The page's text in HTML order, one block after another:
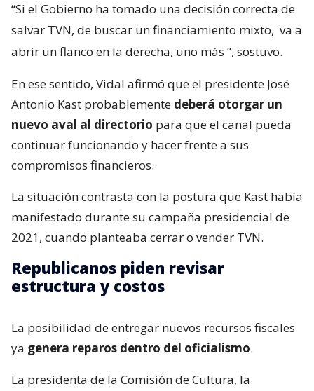
“Si el Gobierno ha tomado una decisión correcta de
salvar TVN, de buscar un financiamiento mixto, va a
abrir un flanco en la derecha, uno más ”, sostuvo.
En ese sentido, Vidal afirmó que el presidente José
Antonio Kast probablemente deberá otorgar un
nuevo aval al directorio para que el canal pueda
continuar funcionando y hacer frente a sus
compromisos financieros.
La situación contrasta con la postura que Kast había
manifestado durante su campaña presidencial de
2021, cuando planteaba cerrar o vender TVN.
Republicanos piden revisar
estructura y costos
La posibilidad de entregar nuevos recursos fiscales
ya genera reparos dentro del oficialismo.
La presidenta de la Comisión de Cultura, la